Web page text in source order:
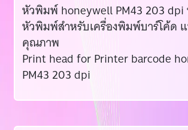
หัวพิมพ์ honeywell PM43 203 dpi
หัวพิมพ์สำหรับเครื่องพิมพ์บาร์โค้ด
คุณภาพ
Print head for Printer barcode
PM43 203 dpi